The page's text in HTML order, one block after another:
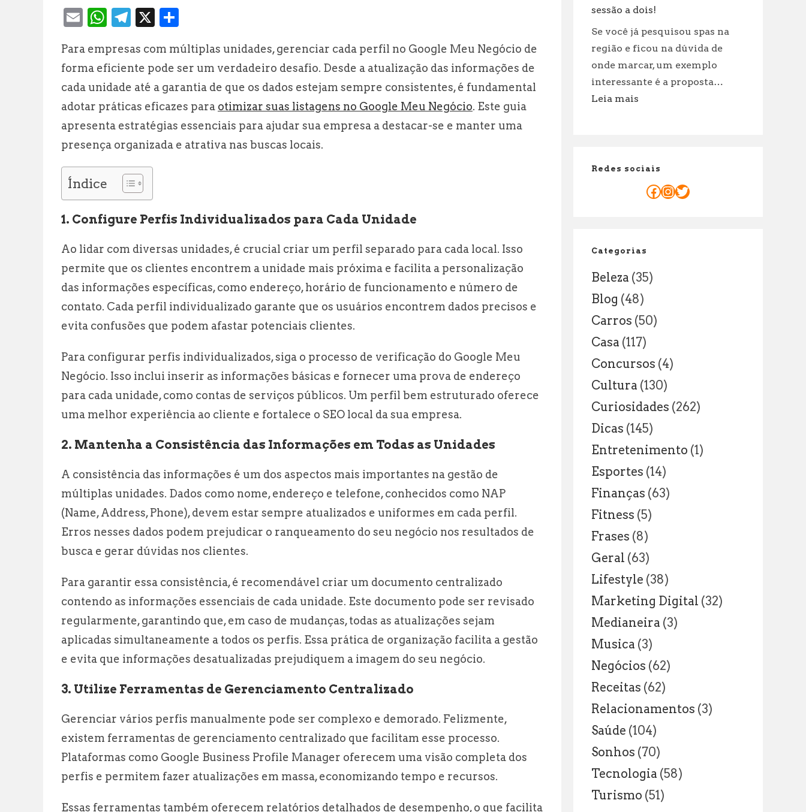
E
ai
l
W
at
s
A
p
p
T
e
g
r
a
m
X
a
r
e
Para empresas com múltiplas unidades, gerenciar cada perfil no Google Meu Negócio de
forma eficiente pode ser um verdadeiro desafio. Desde a atualização das informações de
cada unidade até a garantia de que os dados estejam sempre consistentes, é fundamental
adotar práticas eficazes para otimizar suas listagens no Google Meu Negócio. Este guia
apresenta estratégias essenciais para ajudar sua empresa a destacar-se e manter uma
presença organizada e atrativa nas buscas locais.
Índice
1. Configure Perfis Individualizados para Cada Unidade
Ao lidar com diversas unidades, é crucial criar um perfil separado para cada local. Isso
permite que os clientes encontrem a unidade mais próxima e facilita a personalização
das informações específicas, como endereço, horário de funcionamento e número de
contato. Cada perfil individualizado garante que os usuários encontrem dados precisos e
evita confusões que podem afastar potenciais clientes.
Para configurar perfis individualizados, siga o processo de verificação do Google Meu
Negócio. Isso inclui inserir as informações básicas e fornecer uma prova de endereço
para cada unidade, como contas de serviços públicos. Um perfil bem estruturado oferece
uma melhor experiência ao cliente e fortalece o SEO local da sua empresa.
2. Mantenha a Consistência das Informações em Todas as Unidades
A consistência das informações é um dos aspectos mais importantes na gestão de
múltiplas unidades. Dados como nome, endereço e telefone, conhecidos como NAP
(Name, Address, Phone), devem estar sempre atualizados e uniformes em cada perfil.
Erros nesses dados podem prejudicar o ranqueamento do seu negócio nos resultados de
busca e gerar dúvidas nos clientes.
Para garantir essa consistência, é recomendável criar um documento centralizado
contendo as informações essenciais de cada unidade. Este documento pode ser revisado
regularmente, garantindo que, em caso de mudanças, todas as atualizações sejam
aplicadas simultaneamente a todos os perfis. Essa prática de organização facilita a gestão
e evita que informações desatualizadas prejudiquem a imagem do seu negócio.
3. Utilize Ferramentas de Gerenciamento Centralizado
Gerenciar vários perfis manualmente pode ser complexo e demorado. Felizmente,
existem ferramentas de gerenciamento centralizado que facilitam esse processo.
Plataformas como Google Business Profile Manager oferecem uma visão completa dos
perfis e permitem fazer atualizações em massa, economizando tempo e recursos.
Essas ferramentas também oferecem relatórios detalhados de desempenho, o que facilita
cuidar
de
suas
roupas!
sessão a dois!
Se você já pesquisou spas na
região e ficou na dúvida de
onde marcar, um exemplo
interessante é a proposta…
Leia mais
Para
reservar
a
Redes sociais
Facebook
Instagram
Twitter
Categorias
Beleza (35)
Blog (48)
Carros (50)
Casa (117)
Concursos (4)
Cultura (130)
Curiosidades (262)
Dicas (145)
Entretenimento (1)
Esportes (14)
Finanças (63)
Fitness (5)
Frases (8)
Geral (63)
Lifestyle (38)
Marketing Digital (32)
Medianeira (3)
Musica (3)
Negócios (62)
Receitas (62)
Relacionamentos (3)
Saúde (104)
Sonhos (70)
Tecnologia (58)
Turismo (51)